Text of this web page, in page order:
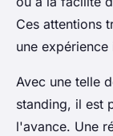
Ces attentions
une
Avec une telle
standing, il est
l'avance. Une